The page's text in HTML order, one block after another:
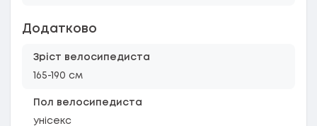
Додатково
Зріст велосипедиста
165-190 см
Пол велосипедиста
унісекс